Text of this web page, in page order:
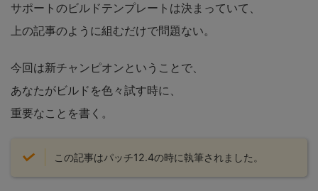
サポートのビルドテンプレートは決まっていて、
上の記事のように組むだけで問題ない。
今回は新チャンピオンということで、
あなたがビルドを色々試す時に、
重要なことを書く。
この記事はパッチ12.4の時に執筆されました。